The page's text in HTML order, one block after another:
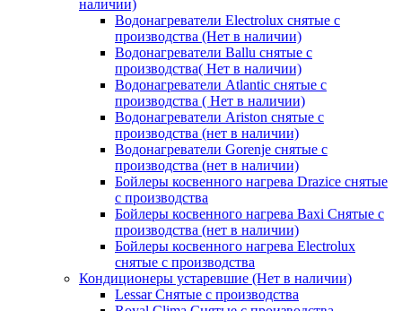
наличии)
Водонагреватели Electrolux снятые с
производства (Нет в наличии)
Водонагреватели Ballu снятые с
производства( Нет в наличии)
Водонагреватели Atlantic снятые с
производства ( Нет в наличии)
Водонагреватели Ariston снятые с
производства (нет в наличии)
Водонагреватели Gorenje снятые с
производства (нет в наличии)
Бойлеры косвенного нагрева Drazice снятые
с производства
Бойлеры косвенного нагрева Baxi Снятые с
производства (нет в наличии)
Бойлеры косвенного нагрева Electrolux
снятые с производства
Кондиционеры устаревшие (Нет в наличии)
Lessar Снятые с производства